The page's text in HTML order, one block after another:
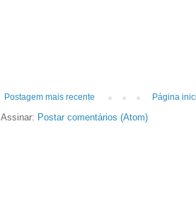
Postagem mais recente Página
Assinar: Postar comentários (Atom)